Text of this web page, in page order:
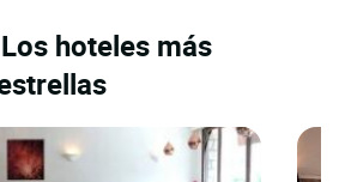
hoteles más